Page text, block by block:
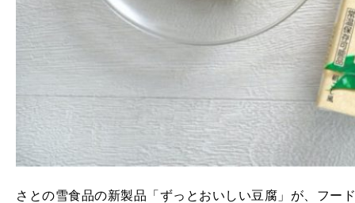
さとの雪食品の新製品「ずっとおいしい豆腐」が、フー